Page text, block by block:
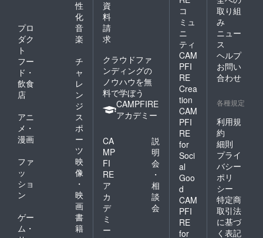
品をど
うぞご
賞味く
ださい
ませ。
を選ぶ
事が可
能で
す。 ク
ラウド
ファン
ディン
グ終了
後 １
１１/１
にお店
に来店
後お選
びいた
だけま
す。 前
もって
選びに
行けな
い方
は、当
日にあ
るモノ
性
化
プロ
ダク
ト
音
楽
フー
ド・
飲食
店
チ
ャ
レ
ン
ジ
アニ
メ・
漫画
ス
ポ
ー
ツ
ファ
ッ
ショ
ン
映
像
・
映
画
ゲー
ム・
書
籍
資
料
請
求
クラウドファ
ンディングの
ノウハウを無
料で学ぼう
CAMPFIRE
アカデミー
CA
MP
FI
RE
ア
カ
デ
ミ
ー
説
明
会
・
相
談
会
コ
ミュ
ニ
ティ
CAM
PFI
RE
Crea
tion
CAM
PFI
RE
for
Soci
al
Goo
d
CAM
PFI
RE
for
取り組
み
ニュー
ス
ヘルプ
お問い
合わせ
各種規定
利用規
約
細則
プライ
バシー
ポリ
シー
特定商
取引法
に基づ
く表記